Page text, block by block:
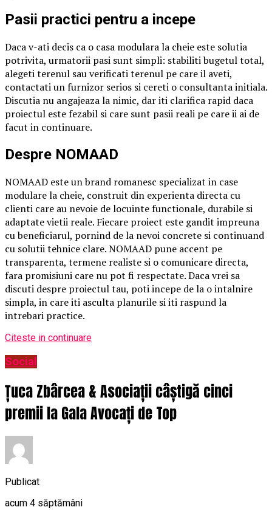
Pasii practici pentru a incepe
Daca v-ati decis ca o casa modulara la cheie este solutia
potrivita, urmatorii pasi sunt simpli: stabiliti bugetul total,
alegeti terenul sau verificati terenul pe care il aveti,
contactati un furnizor serios si cereti o consultanta initiala.
Discutia nu angajeaza la nimic, dar iti clarifica rapid daca
proiectul este fezabil si care sunt pasii reali pe care ii ai de
facut in continuare.
Despre NOMAAD
NOMAAD este un brand romanesc specializat in case
modulare la cheie, construit din experienta directa cu
clienti care au nevoie de locuinte functionale, durabile si
adaptate vietii reale. Fiecare proiect este gandit impreuna
cu beneficiarul, pornind de la nevoi concrete si continuand
cu solutii tehnice clare. NOMAAD pune accent pe
transparenta, termene realiste si o comunicare directa,
fara promisiuni care nu pot fi respectate. Daca vrei sa
discuti despre proiectul tau, poti incepe de la o intalnire
simpla, in care iti asculta planurile si iti raspund la
intrebari practice.
Citeste in continuare
Social
Țuca Zbârcea & Asociații câștigă cinci
premii la Gala Avocați de Top
Publicat
acum 4 săptămâni